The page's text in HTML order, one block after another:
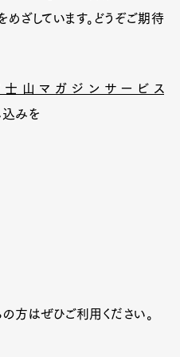
ざしています。どうぞご期待
士山マガジンサービス
込みを
方はぜひご利用ください。